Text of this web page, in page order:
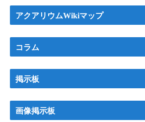
アクアリウムWikiマップ
コラム
掲示板
画像掲示板